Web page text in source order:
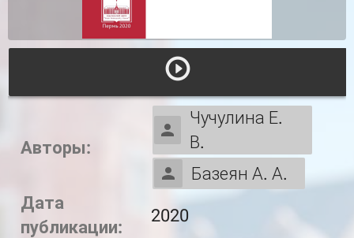
Авторы:
Чучулина Е.
В.
Базеян А. А.
Дата
публикации:
2020